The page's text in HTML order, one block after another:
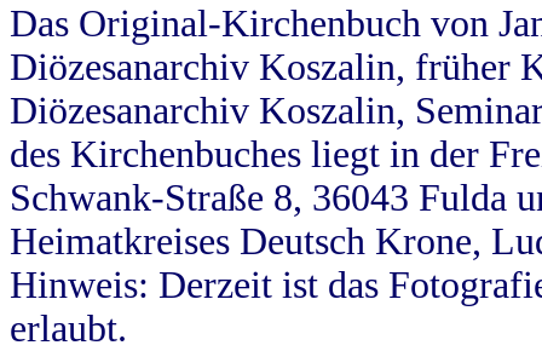
Das Original-Kirchenbuch von
Diözesanarchiv Koszalin, früher
Diözesanarchiv Koszalin,
des Kirchenbuches liegt in der
Schwank-Straße 8, 36043 Fulda
Heimatkreises Deutsch Krone,
Hinweis: Derzeit ist das
erlaubt.